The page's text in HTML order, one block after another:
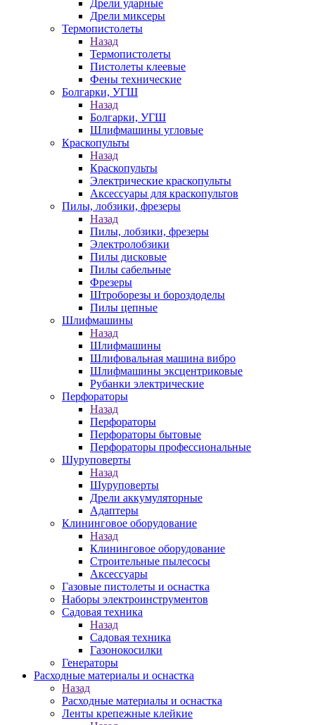
Дрели ударные
Дрели миксеры
Термопистолеты
Назад
Термопистолеты
Пистолеты клеевые
Фены технические
Болгарки, УГШ
Назад
Болгарки, УГШ
Шлифмашины угловые
Краскопульты
Назад
Краскопульты
Электрические краскопульты
Аксессуары для краскопультов
Пилы, лобзики, фрезеры
Назад
Пилы, лобзики, фрезеры
Электролобзики
Пилы дисковые
Пилы сабельные
Фрезеры
Штроборезы и бороздоделы
Пилы цепные
Шлифмашины
Назад
Шлифмашины
Шлифовальная машина вибро
Шлифмашины эксцентриковые
Рубанки электрические
Перфораторы
Назад
Перфораторы
Перфораторы бытовые
Перфораторы профессиональные
Шуруповерты
Назад
Шуруповерты
Дрели аккумуляторные
Адаптеры
Клининговое оборудование
Назад
Клининговое оборудование
Строительные пылесосы
Аксессуары
Газовые пистолеты и оснастка
Наборы электроинструментов
Садовая техника
Назад
Садовая техника
Газонокосилки
Генераторы
Расходные материалы и оснастка
Назад
Расходные материалы и оснастка
Ленты крепежные клейкие